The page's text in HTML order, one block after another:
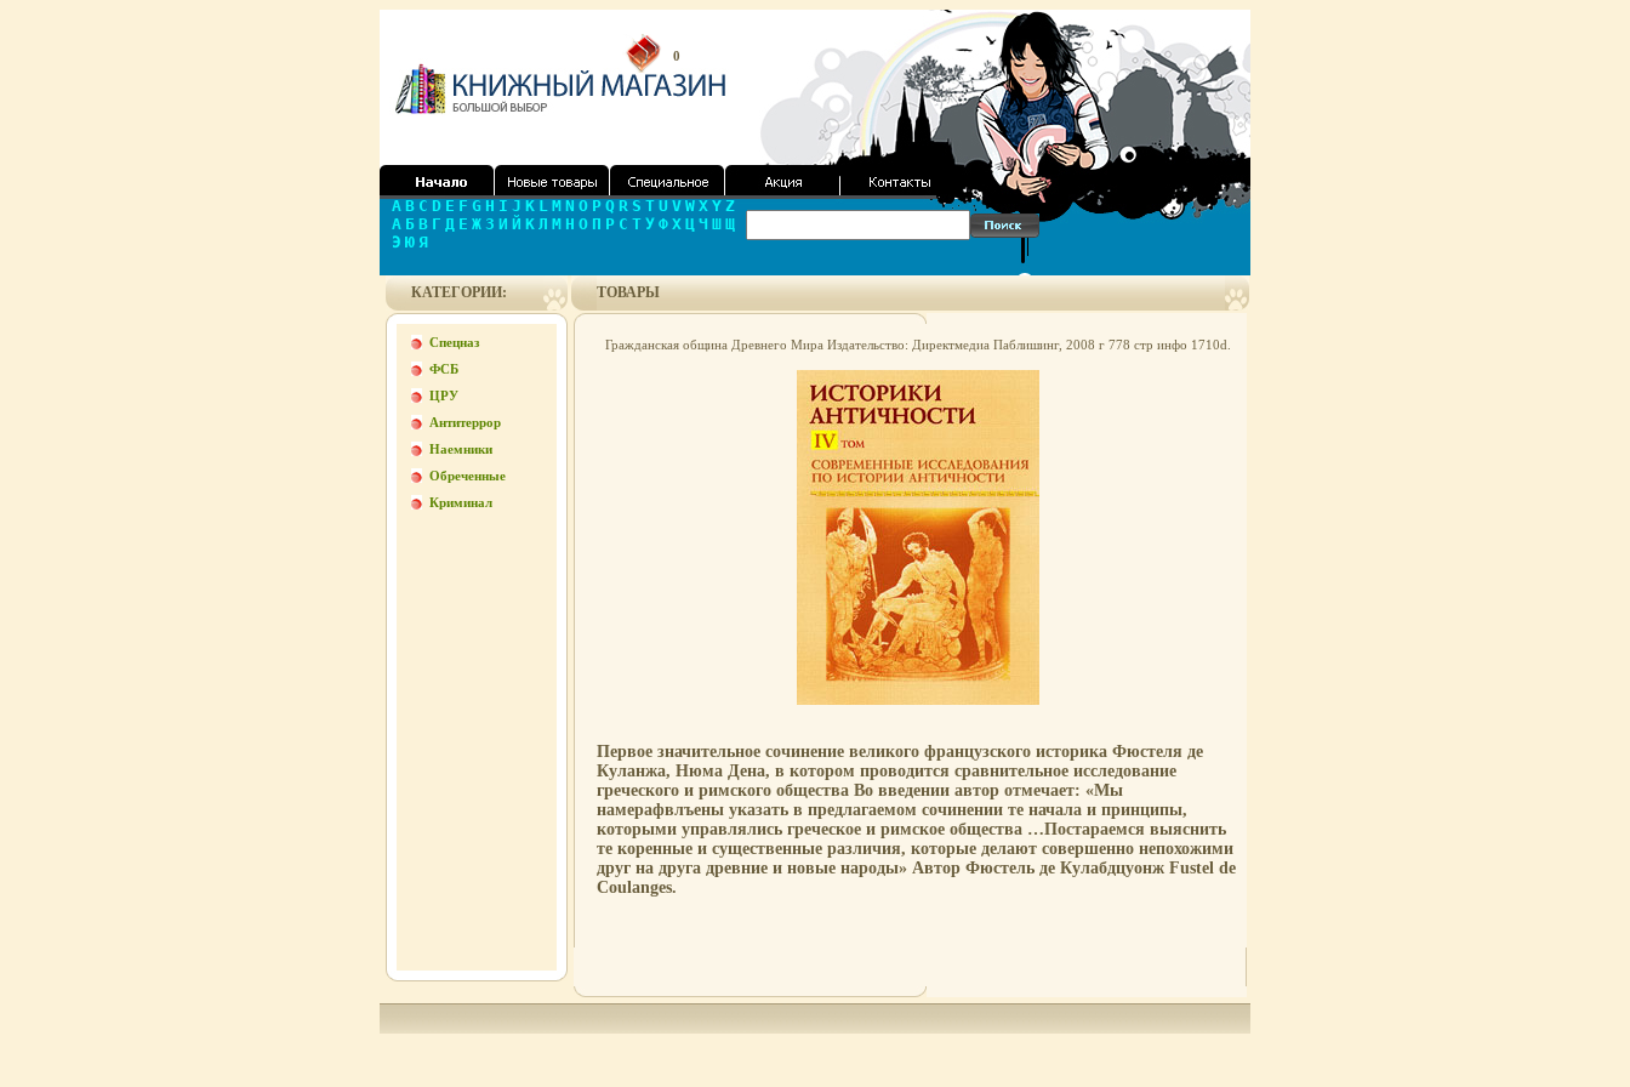
0
A B C D E F G H I J K L M N O P Q R S T U V W X Y Z
А Б В Г Д Е Ж З И Й К Л М Н О П Р С Т У Ф Х Ц Ч Ш Щ
Э Ю Я
КАТЕГОРИИ:
Спецназ
ФСБ
ЦРУ
Антитеррор
Наемники
Обреченные
Криминал
ТОВАРЫ
Гражданская община Древнего Мира Издательство: Директмедиа Паблишинг, 2008 г 778 стр инфо 1710d.
Первое значительное сочинение великого французского историка Фюстеля де
Куланжа, Нюма Дена, в котором проводится сравнительное исследование
греческого и римского общества Во введении автор отмечает: «Мы
намерафвлъены указать в предлагаемом сочинении те начала и принципы,
которыми управлялись греческое и римское общества …Постараемся выяснить
те коренные и существенные различия, которые делают совершенно непохожими
друг на друга древние и новые народы» Автор Фюстель де Кулабдцуонж Fustel de
Coulanges.